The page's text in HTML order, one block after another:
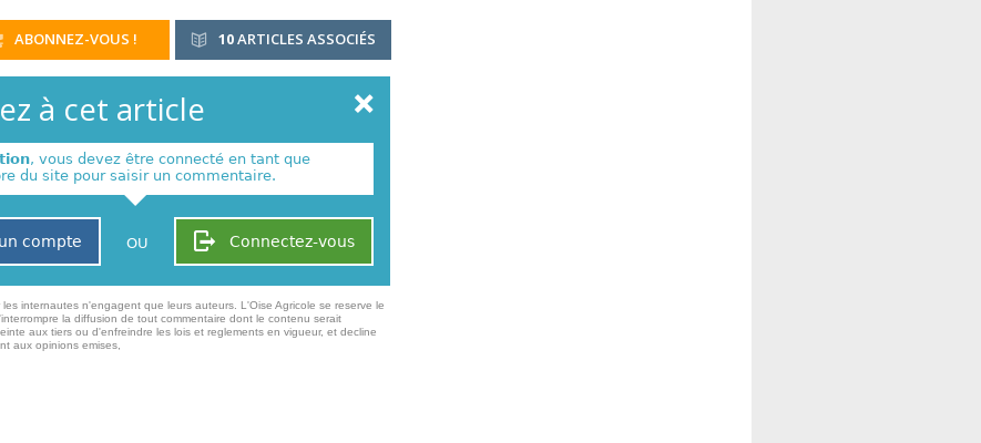
10ARTICLES ASSOCIÉS
ABONNEZ-VOUS !
à cet article
, vous devez être connecté en tant que
du site pour saisir un commentaire.
Connectez-vous
compte OU
internautes n'engagent que leurs auteurs. L'Oise Agricole se reserve le
la diffusion de tout commentaire dont le contenu serait
aux tiers ou d'enfreindre les lois et reglements en vigueur, et decline
aux opinions emises,